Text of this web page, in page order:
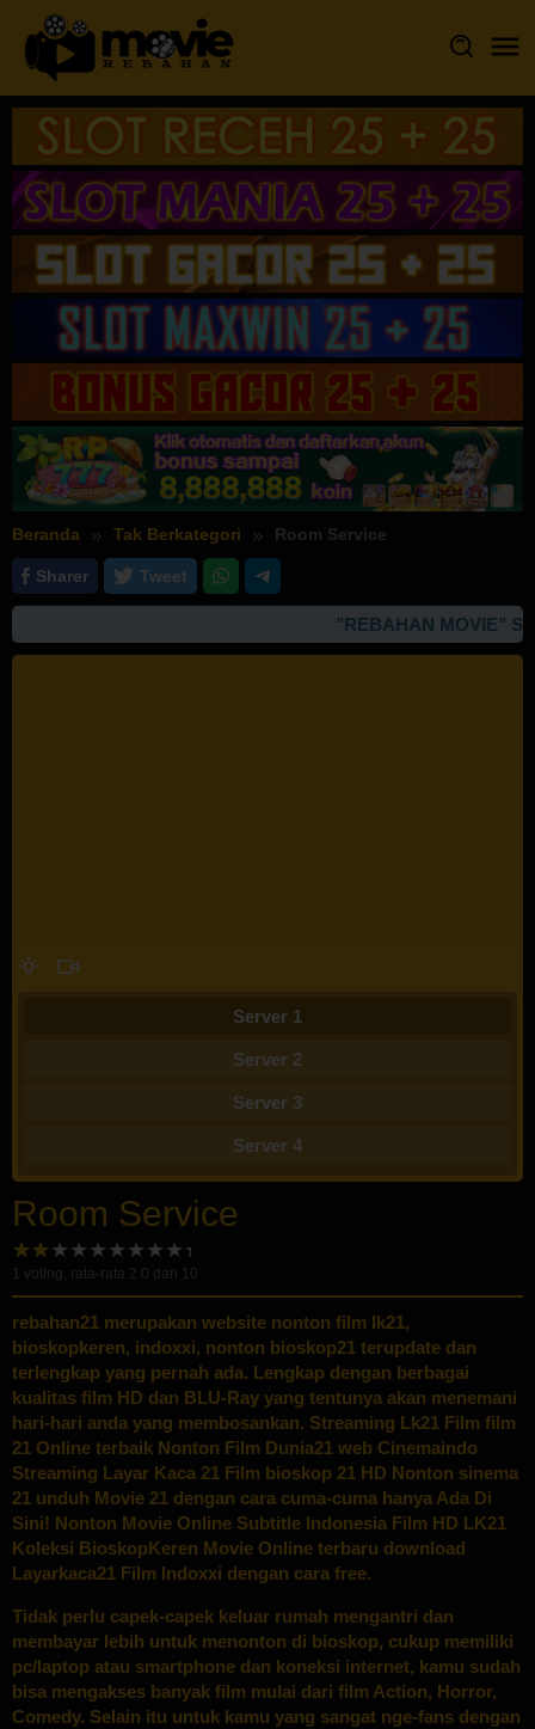
Loncat
konten
Beranda Tak Berkategori Room Service
Sharer Tweet
"REBAHAN MOVIE"
Server 1
Server 2
Server 3
Server 4
Room Service
1 voting, rata-rata 2.0 dari 10
rebahan21 merupakan website nonton film lk21,
bioskopkeren, indoxxi, nonton bioskop21 terupdate dan
terlengkap yang pernah ada. Lengkap dengan berbagai
kualitas film HD dan BLU-Ray yang tentunya akan menemani
hari-hari anda yang membosankan. Streaming Lk21 Film film
21 Online terbaik Nonton Film Dunia21 web Cinemaindo
Streaming Layar Kaca 21 Film bioskop 21 HD Nonton sinema
21 unduh Movie 21 dengan cara cuma-cuma hanya Ada Di
Sini! Nonton Movie Online Subtitle Indonesia Film HD LK21
Koleksi BioskopKeren Movie Online terbaru download
Layarkaca21 Film Indoxxi dengan cara free.
Tidak perlu capek-capek keluar rumah mengantri dan
membayar lebih untuk menonton di bioskop, cukup memiliki
pc/laptop atau smartphone dan koneksi internet, kamu sudah
bisa mengakses banyak film mulai dari film Action, Horror,
Comedy. Selain itu untuk kamu yang sangat nge-fans dengan